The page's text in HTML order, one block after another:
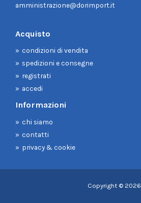
amministrazione@dorimport.it
Acquisto
condizioni di vendita
spedizioni e consegne
registrati
accedi
Informazioni
chi siamo
contatti
privacy & cookie
Copyright © 2026